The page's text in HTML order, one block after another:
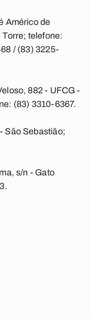
Américo de
telefone:
/ (83) 3225-
882 - UFCG -
(83) 3310-6367.
São Sebastião;
s/n - Gato